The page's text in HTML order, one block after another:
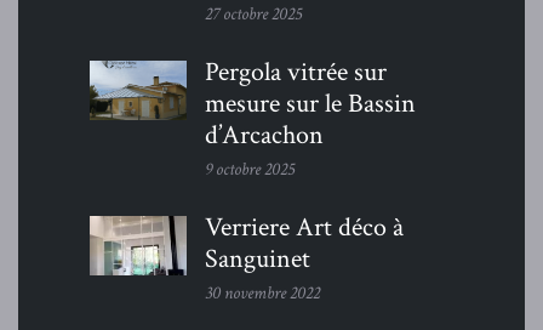
27 octobre 2025
Pergola vitrée sur
mesure sur le Bassin
d’Arcachon
9 octobre 2025
Verriere Art déco à
Sanguinet
30 novembre 2022